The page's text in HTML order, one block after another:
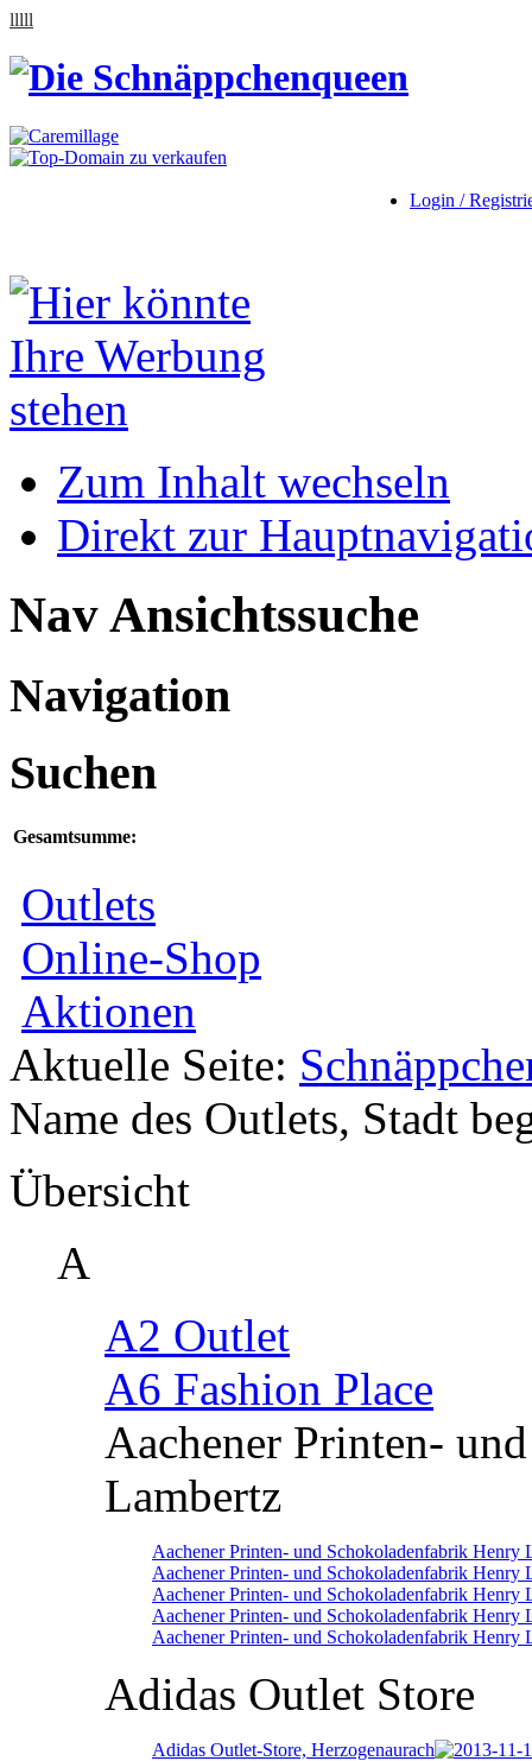
lllll
Login /
Zum Inhalt wechseln
Direkt zur
Nav Ansichtssuche
Navigation
Suchen
Gesamtsumme:
Outlets
Online-Shop
Aktionen
Aktuelle Seite:
Name des Outlets, Stadt
Übersicht
A
A2 Outlet
A6 Fashion Place
Aachener Printen-
Lambertz
Aachener Printen- und Schokoladenfabrik Henry
Aachener Printen- und Schokoladenfabrik Henry
Aachener Printen- und Schokoladenfabrik Henry
Aachener Printen- und Schokoladenfabrik Henry
Aachener Printen- und Schokoladenfabrik Henry
Adidas Outlet Store
Adidas Outlet-Store, Herzogenaurach